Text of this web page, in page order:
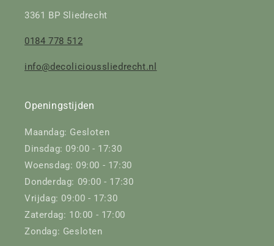
3361 BP Sliedrecht
0184 778 512
info@decolicioussliedrecht.nl
Openingstijden
Maandag: Gesloten
Dinsdag: 09:00 - 17:30
Woensdag: 09:00 - 17:30
Donderdag: 09:00 - 17:30
Vrijdag: 09:00 - 17:30
Zaterdag: 10:00 - 17:00
Zondag: Gesloten